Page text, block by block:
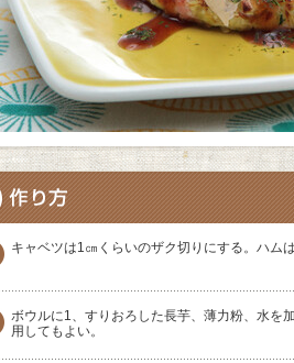
キャベツは1㎝くらいのザク切りにする。ハム
ボウルに1、すりおろした長芋、薄力粉、水
用してもよい。